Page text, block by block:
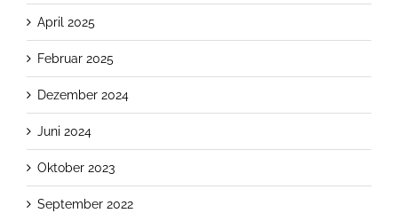
April 2025
Februar 2025
Dezember 2024
Juni 2024
Oktober 2023
September 2022